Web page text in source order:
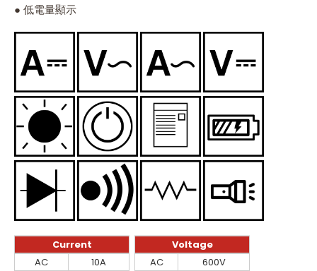
● 低電量顯示
Current
Current
AC
10A
Voltage
Voltage
AC
600V